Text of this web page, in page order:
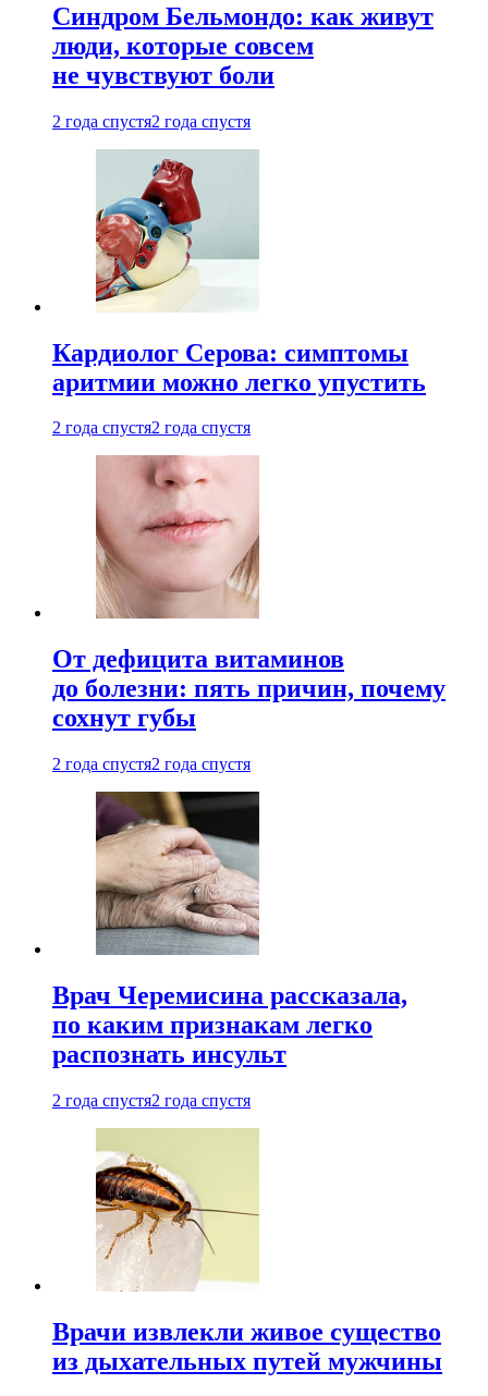
Синдром Бельмондо: как живут
люди, которые совсем
не чувствуют боли
2 года спустя2 года спустя
Кардиолог Серова: симптомы
аритмии можно легко упустить
2 года спустя2 года спустя
От дефицита витаминов
до болезни: пять причин, почему
сохнут губы
2 года спустя2 года спустя
Врач Черемисина рассказала,
по каким признакам легко
распознать инсульт
2 года спустя2 года спустя
Врачи извлекли живое существо
из дыхательных путей мужчины